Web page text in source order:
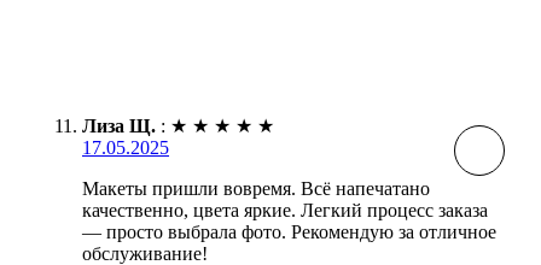
Лиза Щ. : ★ ★ ★ ★ ★
17.05.2025
Макеты пришли вовремя. Всё напечатано
качественно, цвета яркие. Легкий процесс заказа
— просто выбрала фото. Рекомендую за отличное
обслуживание!